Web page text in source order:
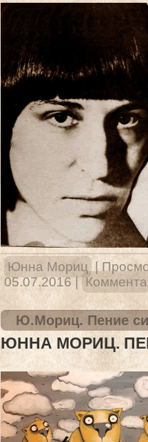
Юнна Мориц |
05.07.2016 |
Ю.Мориц. Пение
ЮННА МОРИЦ.